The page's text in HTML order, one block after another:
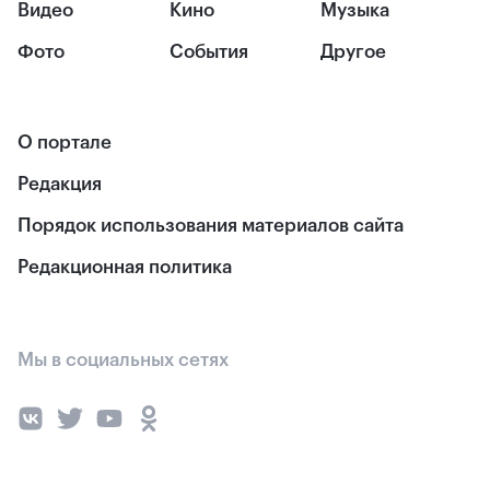
Видео
Фото
Кино
События
Музыка
Другое
О портале
Редакция
Порядок использования материалов сайта
Редакционная политика
Мы в социальных сетях